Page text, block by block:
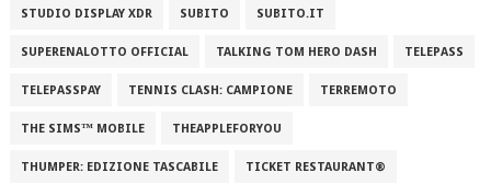
STUDIO DISPLAY XDR SUBITO SUBITO.IT
SUPERENALOTTO OFFICIAL TALKING TOM HERO DASH TELEPASS
TELEPASSPAY TENNIS CLASH: CAMPIONE TERREMOTO
THE SIMS™ MOBILE THEAPPLEFORYOU
THUMPER: EDIZIONE TASCABILE TICKET RESTAURANT®